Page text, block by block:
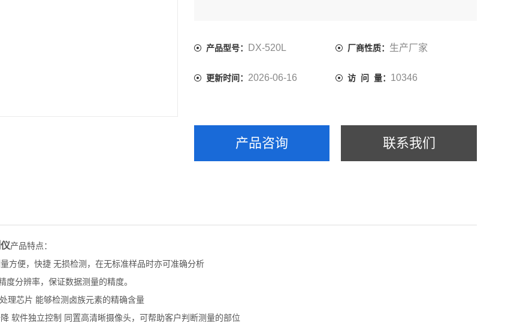
产品型号： DX-520L 厂商性质： 生产厂家
更新时间： 2026-06-16 访 问 量： 10346
产品咨询 联系我们
产品特点：
方便，快捷 无损检测，在无标准样品时亦可准确分析
度分辨率，保证数据测量的精度。
理芯片 能够检测卤族元素的精确含量
软件独立控制 同置高清晰摄像头，可帮助客户判断测量的部位